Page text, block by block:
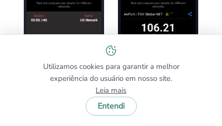
Utilizamos cookies para garantir a melhor
experiência do usuário em nosso site.
Leia mais
Entendi